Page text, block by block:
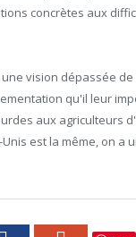
concrètes aux
vision dépassée
qu'il leur
aux agriculteurs
est la même, on a